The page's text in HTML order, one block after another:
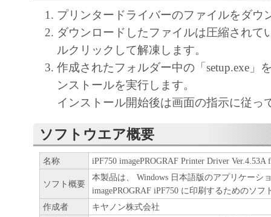
います）に、本契約の条件の下で、「許諾
を使用させることができます。その場合、
かる「指定ユーザ」を本契約の条件に従わ
き、すべての責任を負っていただくものと
(2) お客様は、再使用許諾、譲渡、頒布、
により、第三者に「本ソフトウエア」を使
させることはできません。
(3) お客様は、「本ソフトウエア」の全部
正、改変、リバース・エンジニアリング、
たは逆アセンブル等することはできません
このような行為をさせてはなりません。
プリンタードライバーのファイルをダウ
ダウンロードしたファイルは圧縮されて
ルクリックして解凍します。
作成されたフォルダー中の「setup.exe」
ンストールを実行します。
インストール開始後は画面の指示に従っ
ソフトウエア概要
名称 iPF750 imagePROGRAF Printer Driver Ver.4.53A
ソフト概要
本製品は、 Windows 日本語版のアプリケーシ
imagePROGRAF iPF750 に印刷するためのソフ
作成者
キヤノン株式会社